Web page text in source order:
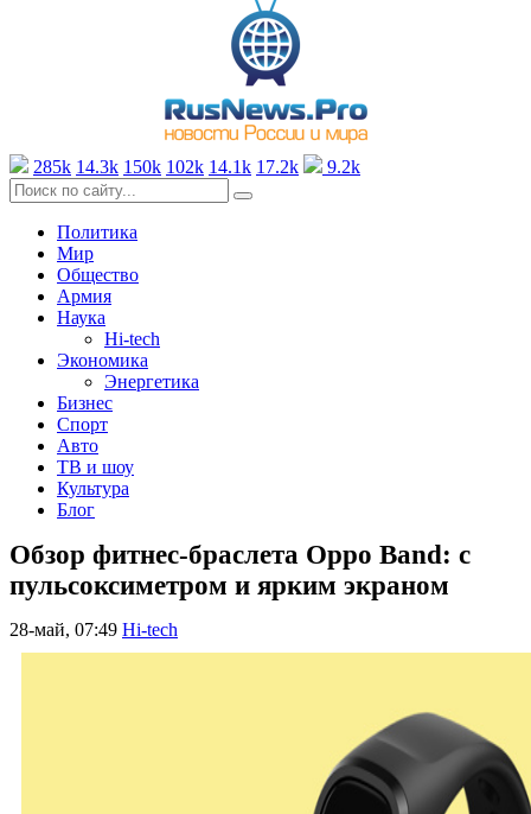
285k 14.3k 150k 102k 14.1k 17.2k 9.2k
Политика
Мир
Общество
Армия
Наука
Hi-tech
Экономика
Энергетика
Бизнес
Спорт
Авто
ТВ и шоу
Культура
Блог
Обзор фитнес-браслета Oppo Band: с
пульсоксиметром и ярким экраном
28-май, 07:49 Hi-tech